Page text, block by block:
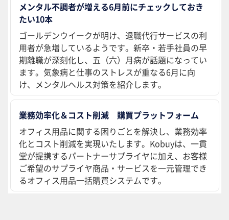
メンタル不調者が増える6月前にチェックしておき
たい10本
ゴールデンウイークが明け、退職代行サービスの利
用者が急増しているようです。新卒・若手社員の早
期離職が深刻化し、五（六）月病が話題になってい
ます。気象病と仕事のストレスが重なる6月に向
け、メンタルヘルス対策を紹介します。
業務効率化＆コスト削減 購買プラットフォーム
オフィス用品に関する困りごとを解決し、業務効率
化とコスト削減を実現いたします。Kobuyは、一貫
堂が提携するパートナーサプライヤに加え、お客様
ご希望のサプライヤ商品・サービスを一元管理でき
るオフィス用品一括購買システムです。